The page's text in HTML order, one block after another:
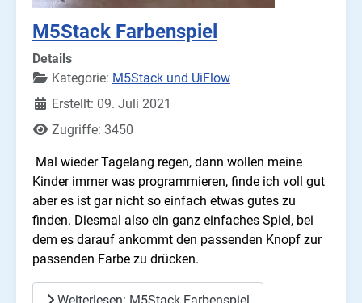
M5Stack Farbenspiel
Details
Kategorie: M5Stack und UiFlow
Erstellt: 09. Juli 2021
Zugriffe: 3450
Mal wieder Tagelang regen, dann wollen meine
Kinder immer was programmieren, finde ich voll gut
aber es ist gar nicht so einfach etwas gutes zu
finden. Diesmal also ein ganz einfaches Spiel, bei
dem es darauf ankommt den passenden Knopf zur
passenden Farbe zu drücken.
Weiterlesen: M5Stack Farbenspiel